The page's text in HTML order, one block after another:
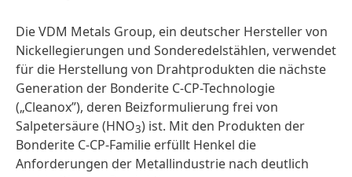
Die VDM Metals Group, ein deutscher Hersteller von
Nickellegierungen und Sonderedelstählen, verwendet
für die Herstellung von Drahtprodukten die nächste
Generation der Bonderite C-CP-Technologie
(„Cleanox”), deren Beizformulierung frei von
Salpetersäure (HNO3) ist. Mit den Produkten der
Bonderite C-CP-Familie erfüllt Henkel die
Anforderungen der Metallindustrie nach deutlich